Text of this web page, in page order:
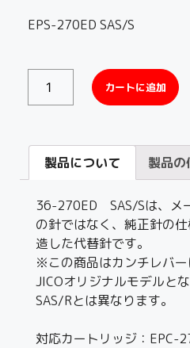
EPS-270ED SAS/S
カートに追加
製品について 製品の
36-270ED SAS/Sは、メ
の針ではなく、純正針の
造した代替針です。
※この商品はカンチレバ
JICOオリジナルモデルとな
SAS/Rとは異なります。
対応カートリッジ：EPC-